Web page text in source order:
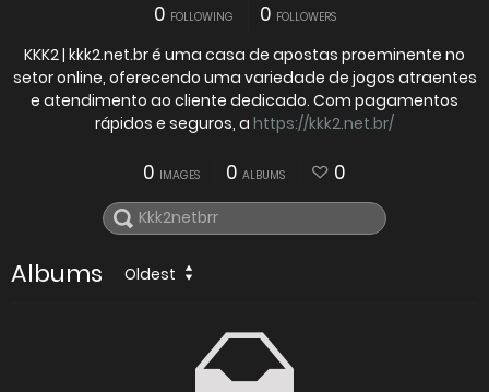
0 FOLLOWING 0 FOLLOWERS
KKK2 | kkk2.net.br é uma casa de apostas proeminente no
setor online, oferecendo uma variedade de jogos atraentes
e atendimento ao cliente dedicado. Com pagamentos
rápidos e seguros, a https://kkk2.net.br/
0 IMAGES 0 ALBUMS 0
Albums Oldest